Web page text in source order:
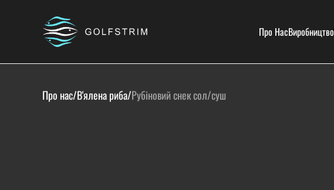
Про НасВиробництво
Про нас/В'ялена риба/Рубіновий снек сол/суш